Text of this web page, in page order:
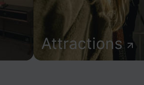
Attractions